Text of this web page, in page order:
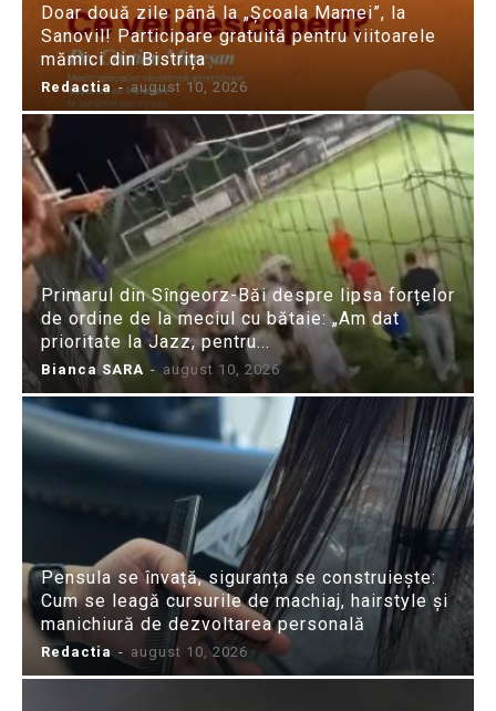
Doar două zile până la „Școala Mamei”, la
Sanovil! Participare gratuită pentru viitoarele
mămici din Bistrița
Redactia - august 10, 2026
Primarul din Sîngeorz-Băi despre lipsa forțelor
de ordine de la meciul cu bătaie: „Am dat
prioritate la Jazz, pentru...
Bianca SARA - august 10, 2026
Pensula se învață, siguranța se construiește:
Cum se leagă cursurile de machiaj, hairstyle și
manichiură de dezvoltarea personală
Redactia - august 10, 2026